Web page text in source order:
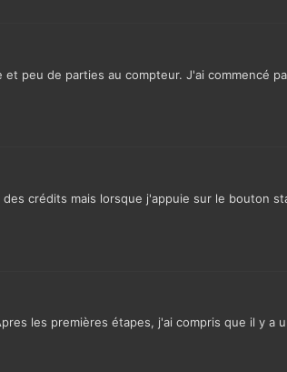
peu de parties au compteur. J'ai commencé
crédits mais lorsque j'appuie sur le bouton
les premières étapes, j'ai compris que il y a